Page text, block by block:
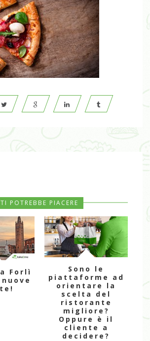
TI POTREBBE PIACERE
Forlì
Sono le
piattaforme ad
orientare la
scelta del
ristorante
migliore?
Oppure è il
cliente a
decidere?